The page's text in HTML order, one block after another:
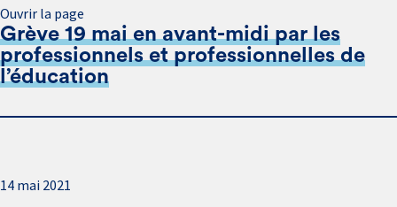
Ouvrir la page
Grève 19 mai en avant-midi par les
professionnels et professionnelles de
l’éducation
14 mai 2021